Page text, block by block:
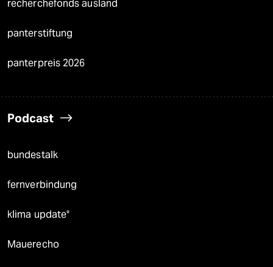
recherchefonds ausland
panterstiftung
panterpreis 2026
Podcast
bundestalk
fernverbindung
klima update°
Mauerecho